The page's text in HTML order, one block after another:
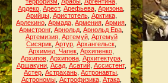
Ардеко Арест, Арефьева Аризона
Арийцы, Аристотель, Арктика,
Арлекино Армада Армения Армия
Армстронг, Арнольд Арнольд Ева
Артемизия, Артемуй, Артемуй
Сисярик Артур Архангельск
Архимед. Чапек Архипенко
Архипов, Архипова, Архитектура,
Аршакуни, Асад, Асатий, Ассистент,
Астер Астрахань Астронавты
Астрономы, Астрофизика, Атака,